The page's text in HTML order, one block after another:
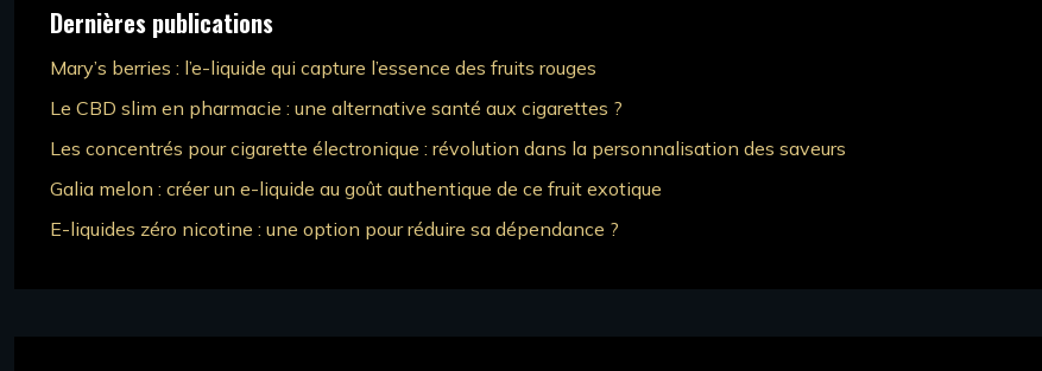
Dernières publications
Mary’s berries : l’e-liquide qui capture l’essence des fruits rouges
Le CBD slim en pharmacie : une alternative santé aux cigarettes ?
Les concentrés pour cigarette électronique : révolution dans la personnalisation des saveurs
Galia melon : créer un e-liquide au goût authentique de ce fruit exotique
E-liquides zéro nicotine : une option pour réduire sa dépendance ?